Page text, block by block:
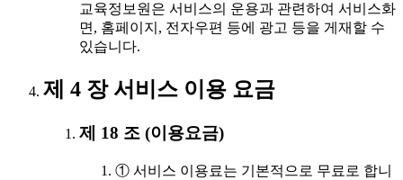
교육정보원은 서비스의 운용과 관련하여 서비스화
면, 홈페이지, 전자우편 등에 광고 등을 게재할 수
있습니다.
제 4 장 서비스 이용 요금
제 18 조 (이용요금)
① 서비스 이용료는 기본적으로 무료로 합니